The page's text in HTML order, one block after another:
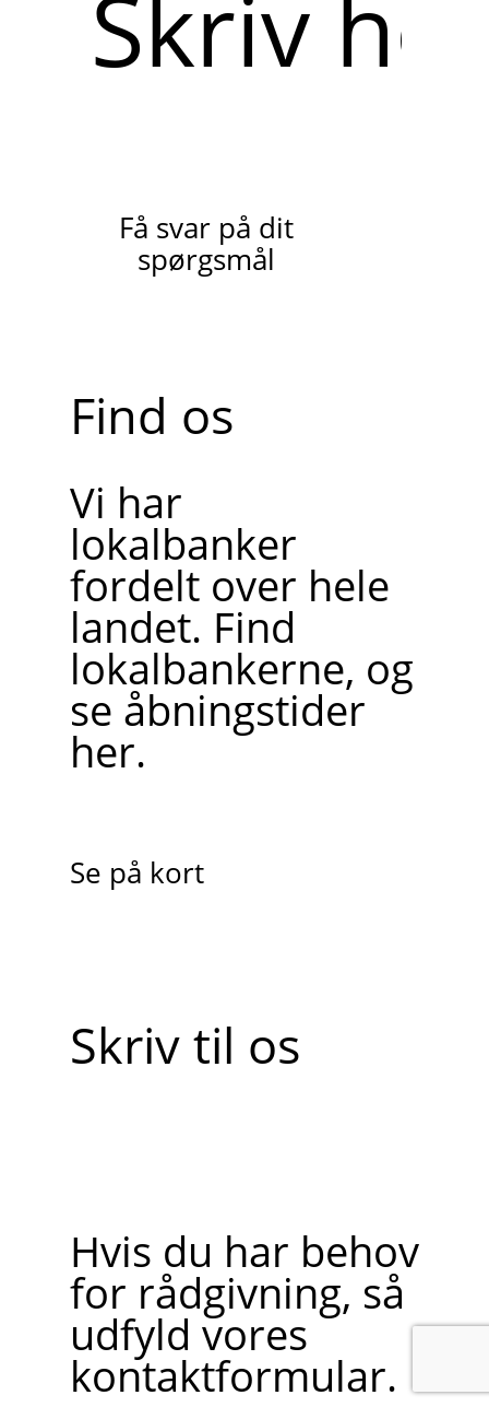
her
Få svar på dit
spørgsmål
Find os
Vi har
lokalbanker
fordelt over hele
landet. Find
lokalbankerne, og
se åbningstider
her.
Se på kort
Skriv til os
Hvis du har behov
for rådgivning, så
udfyld vores
kontaktformular.